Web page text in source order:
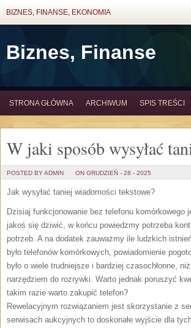
BIZNES, FINANSE, EKONOMIA
Biznes, Finanse
STRONA GŁÓWNA ARCHIWUM SPIS TREŚCI
W jaki sposób wysyłać
POSTED BY ADMIN ON GRUDZIEŃ - 28 - 2025
Jak wysyłać taniej wiadomości tekstowe?
Dzisiaj funkcjonowanie bez telefonu
jakoś się dziwić, w końcu powiedzmy potrzeba
potrzeb. A na dodatek zauważmy ile ludzkich
było telefonów komórkowych, powiadomienie
było o wiele trudniejsze i bardziej czasochłonne,
narzędziem do rozrywki. Warto jednak poruszyć
takim razie warto zakupić telefon?
Rewelacyjnym rozwiązaniem jest skorzystanie z
serwisach aukcyjnych to doskonałe wyjście dla